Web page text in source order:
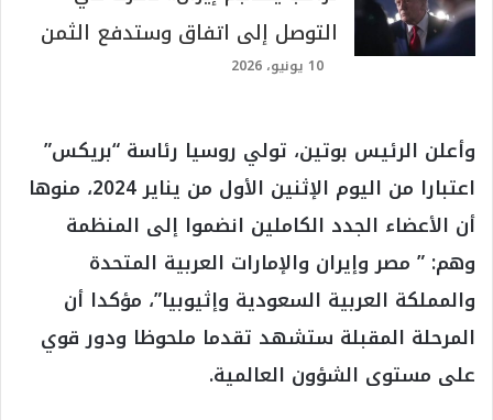
التوصل إلى اتفاق وستدفع الثمن
10 يونيو، 2026
وأعلن الرئيس بوتين، تولي روسيا رئاسة “بريكس”
اعتبارا من اليوم الإثنين الأول من يناير 2024، منوها
أن الأعضاء الجدد الكاملين انضموا إلى المنظمة
وهم: ” مصر وإيران والإمارات العربية المتحدة
والمملكة العربية السعودية وإثيوبيا”، مؤكدا أن
المرحلة المقبلة ستشهد تقدما ملحوظا ودور قوي
على مستوى الشؤون العالمية.